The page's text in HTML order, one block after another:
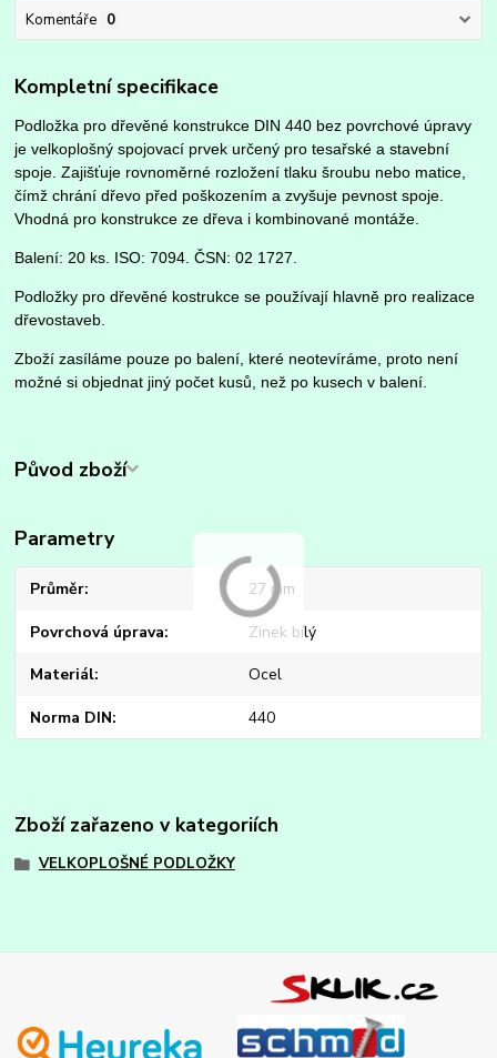
Komentáře 0
Kompletní specifikace
Podložka pro dřevěné konstrukce DIN 440 bez povrchové úpravy
je velkoplošný spojovací prvek určený pro tesařské a stavební
spoje. Zajišťuje rovnoměrné rozložení tlaku šroubu nebo matice,
čímž chrání dřevo před poškozením a zvyšuje pevnost spoje.
Vhodná pro konstrukce ze dřeva i kombinované montáže.
Balení: 20 ks. ISO: 7094. ČSN: 02 1727.
Podložky pro dřevěné kostrukce se používají hlavně pro realizace
dřevostaveb.
Zboží zasíláme pouze po balení, které neotevíráme, proto není
možné si objednat jiný počet kusů, než po kusech v balení.
Původ zboží
Parametry
Průměr 27 mm
Povrchová úprava Zinek bílý
Materiál Ocel
Norma DIN 440
Zboží zařazeno v kategoriích
VELKOPLOŠNÉ PODLOŽKY